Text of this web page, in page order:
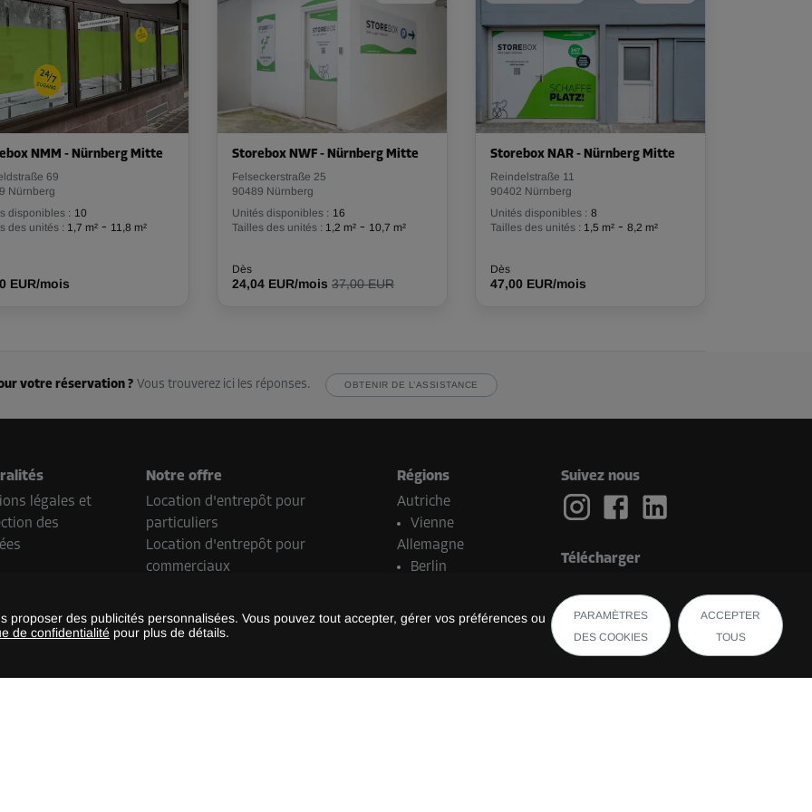
des publicités personnalisées. Vous pouvez tout accepter, gérer vos préférences ou
de confidentialité pour plus de détails.
PARAMÈTRES
DES COOKIES
ACCEPTER
TOUS
Dès
68,89 EUR/mois
-35%
70,84 EUR/mois
106,00 EUR/mois
NMM - Nürnberg Mitte
69
Nürnberg
disponibles : 10
des unités : 1,7 m² - 11,8 m²
EUR/mois
Storebox NWF - Nürnberg Mitte
Felseckerstraße 25
90489 Nürnberg
Unités disponibles : 16
Tailles des unités : 1,2 m² - 10,7 m²
Dès
24,04 EUR/mois 37,00 EUR
Storebox NAR - Nürnberg Mitte
Reindelstraße 11
90402 Nürnberg
Unités disponibles : 8
Tailles des unités : 1,5 m² - 8,2 m²
Dès
47,00 EUR/mois
votre réservation ? Vous trouverez ici les réponses. OBTENIR DE L’ASSISTANCE
légales et
des
Notre offre
Location d'entrepôt pour
particuliers
Location d'entrepôt pour
commerciaux
Real Estate Contact
Régions
Autriche
Vienne
Allemagne
Berlin
Eindhoven
Suisse
Suivez nous
Télécharger